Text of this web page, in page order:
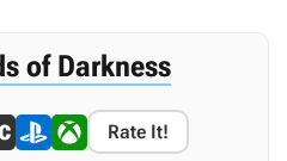
of Darkness
Rate It!